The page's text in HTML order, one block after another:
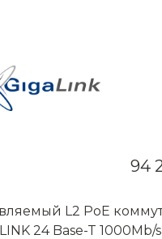
94
L2 PoE
24 Base-T 1000Mb/